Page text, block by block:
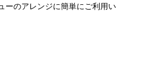
ーのアレンジに簡単にご利用い